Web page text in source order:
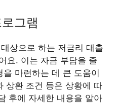
그램
상으로 하는 저금리 대출
요. 이는 자금 부담을 줄
마련하는 데 큰 도움이
상환 조건 등은 상황에 따
후에 자세한 내용을 알아